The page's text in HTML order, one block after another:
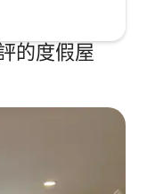
的度假屋